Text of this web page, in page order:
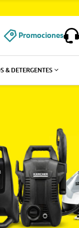
Promociones
& DETERGENTES